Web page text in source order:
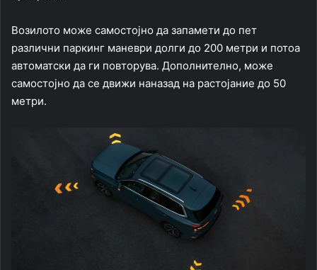
Возилото може самостојно да запамети до пет
различни паркинг маневри долги до 200 метри и потоа
автоматски да ги повторува. Дополнително, може
самостојно да се движи наназад на растојание до 50
метри.